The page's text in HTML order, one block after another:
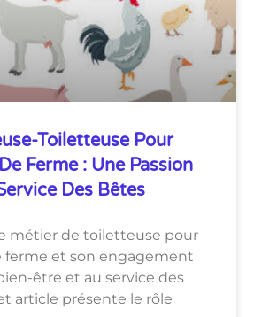
Toiletteuse Pour
Ferme : Une Passion
Des Bêtes
métier de toiletteuse pour
ferme et son engagement
être et au service des
article présente le rôle